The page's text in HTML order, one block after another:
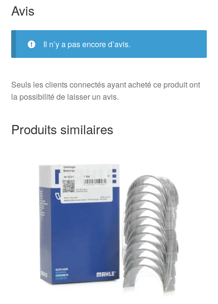
Avis
Il n’y a pas encore d’avis.
Seuls les clients connectés ayant acheté ce produit ont
la possibilité de laisser un avis.
Produits similaires